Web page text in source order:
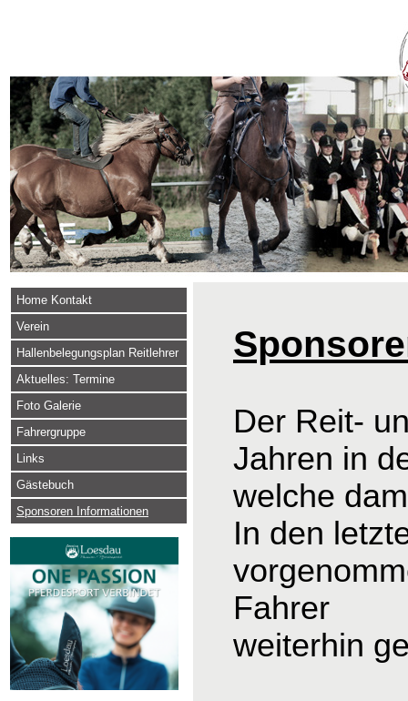
Home Kontakt
Verein
Hallenbelegungsplan Reitlehrer
Aktuelles: Termine
Foto Galerie
Fahrergruppe
Links
Gästebuch
Sponsoren Informationen
Der Reit-
Jahren in
welche
In den
Fahrer
weiterhin